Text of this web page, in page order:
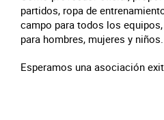
partidos, ropa de
campo para todos los
para hombres, mujeres y niños.
Esperamos una asociación